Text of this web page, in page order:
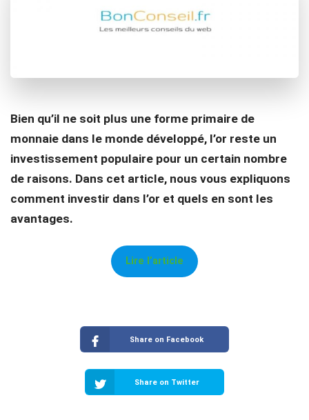
Bien qu’il ne soit plus une forme primaire de
monnaie dans le monde développé, l’or reste un
investissement populaire pour un certain nombre
de raisons. Dans cet article, nous vous expliquons
comment investir dans l’or et quels en sont les
avantages.
Lire l’article
Share on Facebook
Share on Twitter